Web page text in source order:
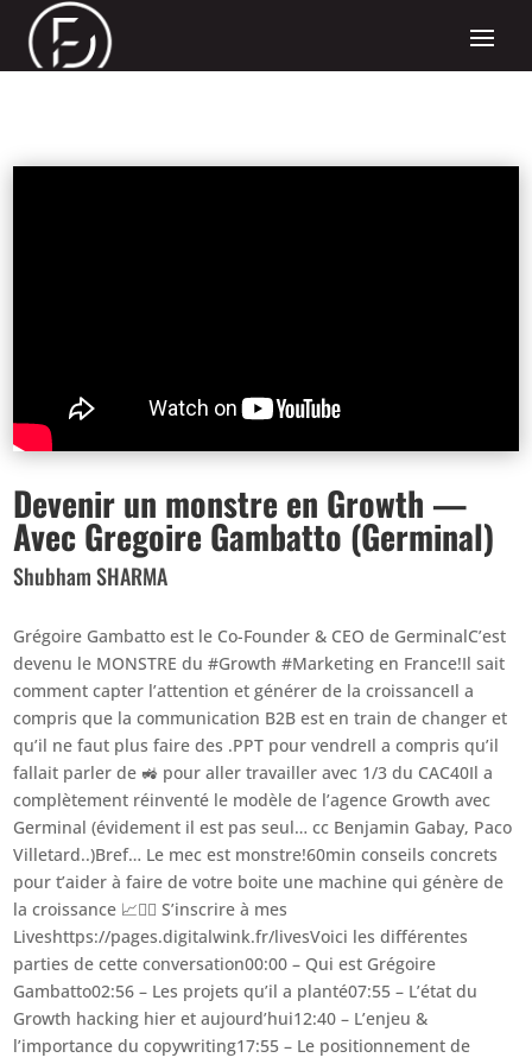
Devenir un monstre en Growth —
Avec Gregoire Gambatto (Germinal)
Shubham SHARMA
Grégoire Gambatto est le Co-Founder & CEO de GerminalC’est
devenu le MONSTRE du #Growth #Marketing en France!Il sait
comment capter l’attention et générer de la croissanceIl a
compris que la communication B2B est en train de changer et
qu’il ne faut plus faire des .PPT pour vendreIl a compris qu’il
fallait parler de 🚜 pour aller travailler avec 1/3 du CAC40Il a
complètement réinventé le modèle de l’agence Growth avec
Germinal (évidement il est pas seul… cc Benjamin Gabay, Paco
Villetard..)Bref… Le mec est monstre!60min conseils concrets
pour t’aider à faire de votre boite une machine qui génère de
la croissance 📈👉🏼 S’inscrire à mes
Liveshttps://pages.digitalwink.fr/livesVoici les différentes
parties de cette conversation00:00 – Qui est Grégoire
Gambatto02:56 – Les projets qu’il a planté07:55 – L’état du
Growth hacking hier et aujourd’hui12:40 – L’enjeu &
l’importance du copywriting17:55 – Le positionnement de